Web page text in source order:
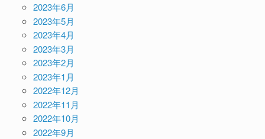
2023年6月
2023年5月
2023年4月
2023年3月
2023年2月
2023年1月
2022年12月
2022年11月
2022年10月
2022年9月